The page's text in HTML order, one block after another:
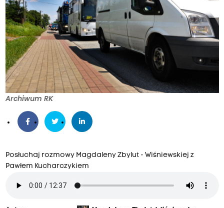
Archiwum RK
Posłuchaj rozmowy Magdaleny Zbylut - Wiśniewskiej z
Pawłem Kucharczykiem